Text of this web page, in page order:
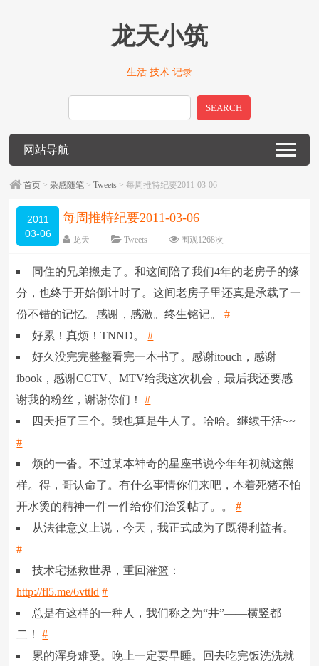
龙天小筑
生活 技术 记录
SEARCH
网站导航
首页 >杂感随笔 >Tweets > 每周推特纪要2011-03-06
2011
03-06
每周推特纪要2011-03-06
龙天 Tweets 围观1268次
字体：大 中 小
同住的兄弟搬走了。和这间陪了我们4年的老房子的缘
分，也终于开始倒计时了。这间老房子里还真是承载了一
份不错的记忆。感谢，感激。终生铭记。#
好累！真烦！TNND。#
好久没完完整整看完一本书了。感谢itouch，感谢
ibook，感谢CCTV、MTV给我这次机会，最后我还要感
谢我的粉丝，谢谢你们！#
四天拒了三个。我也算是牛人了。哈哈。继续干活~~
#
烦的一沓。不过某本神奇的星座书说今年年初就这熊
样。得，哥认命了。有什么事情你们来吧，本着死猪不怕
开水烫的精神一件一件给你们治妥帖了。。#
从法律意义上说，今天，我正式成为了既得利益者。
#
技术宅拯救世界，重回灌篮：
http://fl5.me/6vttld #
总是有这样的一种人，我们称之为“井”——横竖都
二！#
累的浑身难受。晚上一定要早睡。回去吃完饭洗洗就